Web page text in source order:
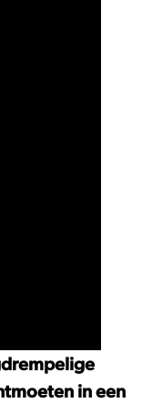
in een